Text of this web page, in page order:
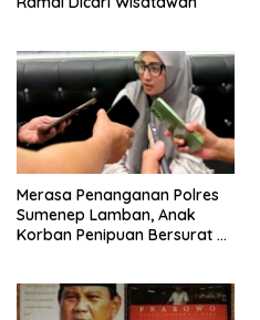
Merasa Penanganan Polres
Sumenep Lamban, Anak
Korban Penipuan Bersurat ke